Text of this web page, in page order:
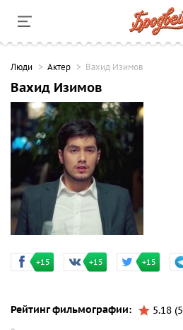
Люди Актер Вахид Изимов
Вахид Изимов
+15 +15 +15
Рейтинг фильмографии: 5.18